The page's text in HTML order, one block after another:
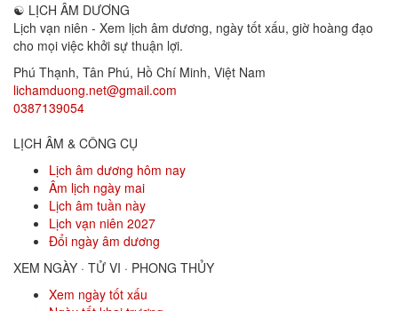
☯ LỊCH ÂM DƯƠNG
Lịch vạn niên - Xem lịch âm dương, ngày tốt xấu, giờ hoàng đạo
cho mọi việc khởi sự thuận lợi.
Phú Thạnh, Tân Phú, Hồ Chí Minh, Việt Nam
lichamduong.net@gmail.com
0387139054
LỊCH ÂM & CÔNG CỤ
Lịch âm dương hôm nay
Âm lịch ngày mai
Lịch âm tuần này
Lịch vạn niên 2027
Đổi ngày âm dương
XEM NGÀY · TỬ VI · PHONG THỦY
Xem ngày tốt xấu